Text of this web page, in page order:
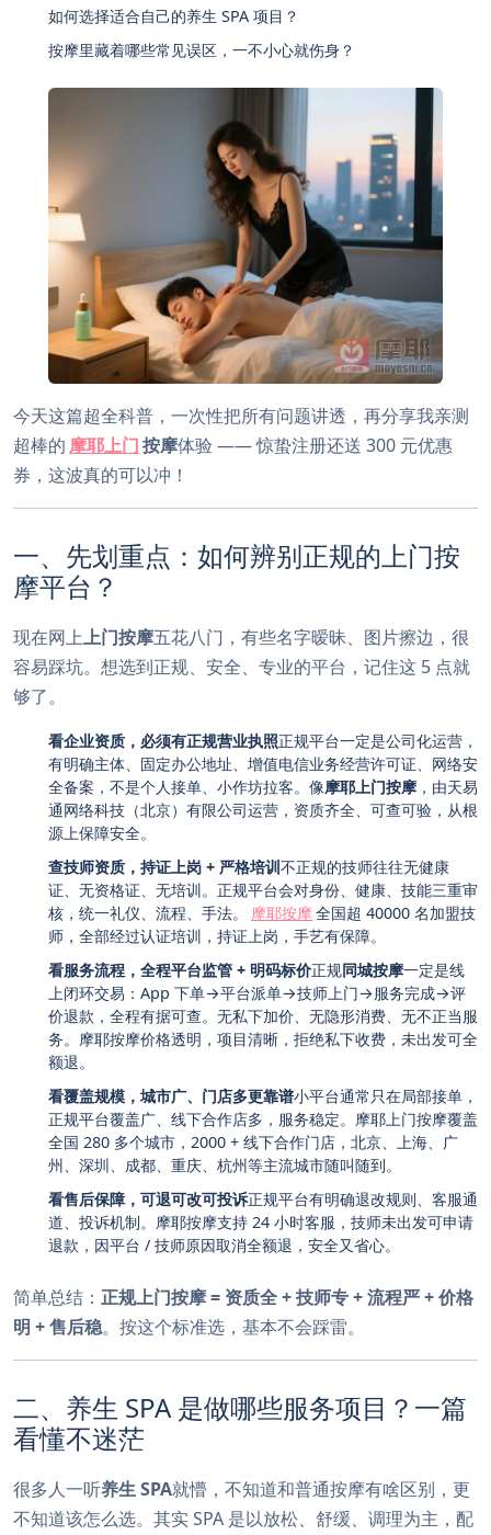
如何选择适合自己的养生 SPA 项目？
按摩里藏着哪些常见误区，一不小心就伤身？
今天这篇超全科普，一次性把所有问题讲透，再分享我亲测
超棒的 摩耶上门按摩体验 —— 惊蛰注册还送 300 元优惠
券，这波真的可以冲！
一、先划重点：如何辨别正规的上门按
摩平台？
现在网上上门按摩五花八门，有些名字暧昧、图片擦边，很
容易踩坑。想选到正规、安全、专业的平台，记住这 5 点就
够了。
看企业资质，必须有正规营业执照正规平台一定是公司化运营，
有明确主体、固定办公地址、增值电信业务经营许可证、网络安
全备案，不是个人接单、小作坊拉客。像摩耶上门按摩 ，由天易
通网络科技（北京）有限公司运营，资质齐全、可查可验，从根
源上保障安全。
查技师资质，持证上岗 + 严格培训不正规的技师往往无健康
证、无资格证、无培训。正规平台会对身份、健康、技能三重审
核，统一礼仪、流程、手法。
摩耶按摩 全国超 40000 名加盟技
师，全部经过认证培训，持证上岗，手艺有保障。
看服务流程，全程平台监管 + 明码标价正规同城按摩一定是线
上闭环交易：App 下单→平台派单→技师上门→服务完成→评
价退款，全程有据可查。无私下加价、无隐形消费、无不正当服
务。摩耶按摩价格透明，项目清晰，拒绝私下收费，未出发可全
额退。
看覆盖规模，城市广、门店多更靠谱小平台通常只在局部接单，
正规平台覆盖广、线下合作店多，服务稳定。摩耶上门按摩覆盖
全国 280 多个城市，2000 + 线下合作门店，北京、上海、广
州、深圳、成都、重庆、杭州等主流城市随叫随到。
看售后保障，可退可改可投诉正规平台有明确退改规则、客服通
道、投诉机制。摩耶按摩支持 24 小时客服，技师未出发可申请
退款，因平台 / 技师原因取消全额退，安全又省心。
简单总结： 正规上门按摩 = 资质全 + 技师专 + 流程严 + 价格
明 + 售后稳。按这个标准选，基本不会踩雷。
二、养生 SPA 是做哪些服务项目？一篇
看懂不迷茫
很多人一听养生 SPA就懵，不知道和普通按摩有啥区别，更
不知道该怎么选。其实 SPA 是以放松、舒缓、调理为主，配